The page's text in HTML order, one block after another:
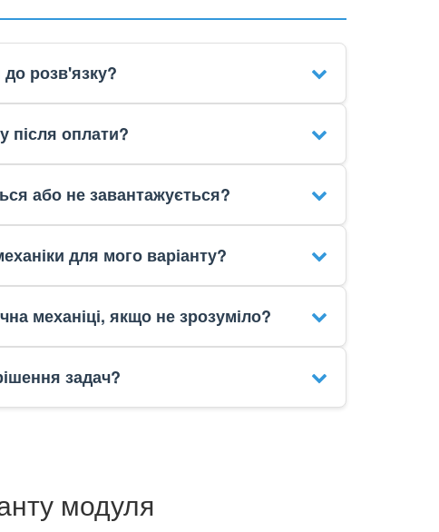
розв'язку?
після оплати?
або не завантажується?
для мого варіанту?
механіці, якщо не зрозуміло?
задач?
модуля